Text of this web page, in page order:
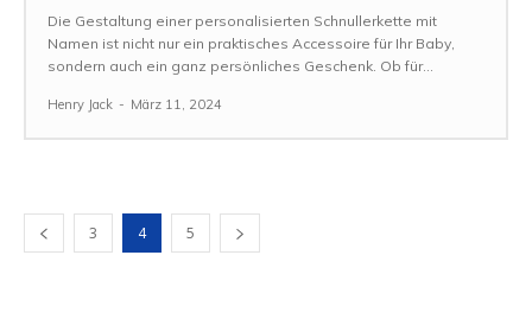
Die Gestaltung einer personalisierten Schnullerkette mit
Namen ist nicht nur ein praktisches Accessoire für Ihr Baby,
sondern auch ein ganz persönliches Geschenk. Ob für...
Henry Jack - März 11, 2024
3 4 5